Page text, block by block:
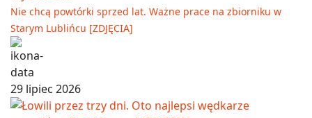
Nie chcą powtórki sprzed lat. Ważne prace na zbiorniku w
Starym Lublińcu [ZDJĘCIA]
29 lipiec 2026